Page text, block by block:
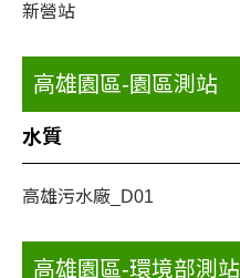
新營站
高雄園區-園區測站
水質
高雄污水廠_D01
高雄園區-環境部測站